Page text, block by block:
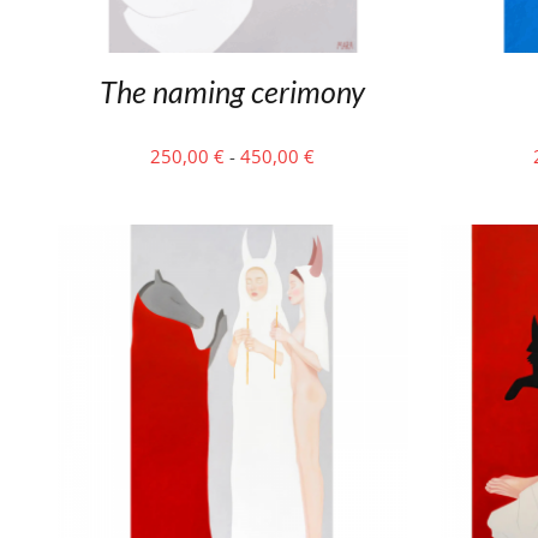
The naming cerimony
250,00€ - 450,00€
prezzo:
da
250,00 €
450,00 €